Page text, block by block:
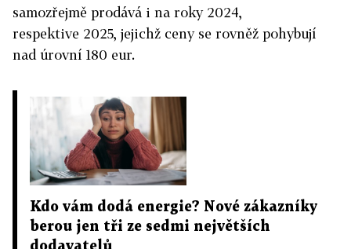
samozřejmě prodává i na roky 2024,
respektive 2025, jejichž ceny se rovněž pohybují
nad úrovní 180 eur.
Kdo vám dodá energie? Nové zákazníky
berou jen tři ze sedmi největších
dodavatelů